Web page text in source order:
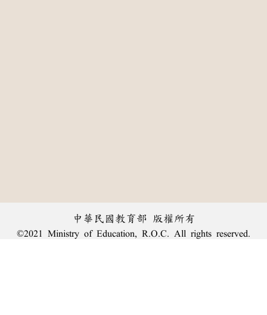
中華民國教育部 版權所有
©2021 Ministry of Education, R.O.C. All rights reserved.